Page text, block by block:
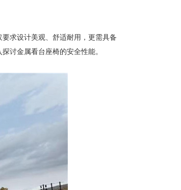
求设计美观、舒适耐用，更需具备
讨金属看台座椅的安全性能。